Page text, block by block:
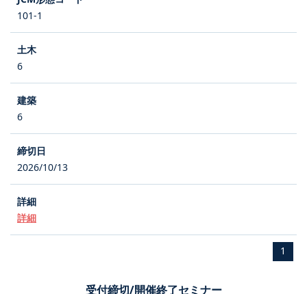
101-1
6
6
2026/10/13
詳細
1
受付締切/開催終了セミナー